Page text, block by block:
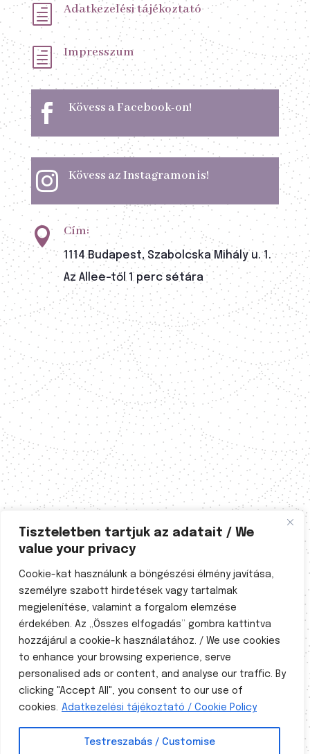
Tiszteletben tartjuk az adatait / We
value your privacy
Cookie-kat használunk a böngészési élmény javítása,
személyre szabott hirdetések vagy tartalmak
megjelenítése, valamint a forgalom elemzése
érdekében. Az „Összes elfogadás” gombra kattintva
hozzájárul a cookie-k használatához. / We use cookies
to enhance your browsing experience, serve
personalised ads or content, and analyse our traffic. By
clicking "Accept All", you consent to our use of
cookies. Adatkezelési tájékoztató / Cookie Policy
Testreszabás / Customise
h Adatkezelési tájékoztató
h Impresszum
 Kövess a Facebook-on!
 Kövess az Instagramon is!
 Cím:
1114 Budapest, Szabolcska Mihály u. 1.
Az Allee-től 1 perc sétára
A természetgyógyászati tevékenység a 40/1997. (III.
5.) Korm. sz. és a 11/1997. (V. 28.) NM rendeletben
szabályozott. Magyarországon 1997 óta a
hivatalosan elismert egészségügyi tevékenység a
gyógyító-megelőző ellátásban.